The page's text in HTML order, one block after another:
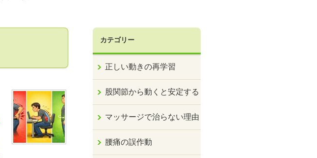
カテゴリー
正しい動きの再学習
股関節から動くと安定する
マッサージで治らない理由
腰痛の誤作動